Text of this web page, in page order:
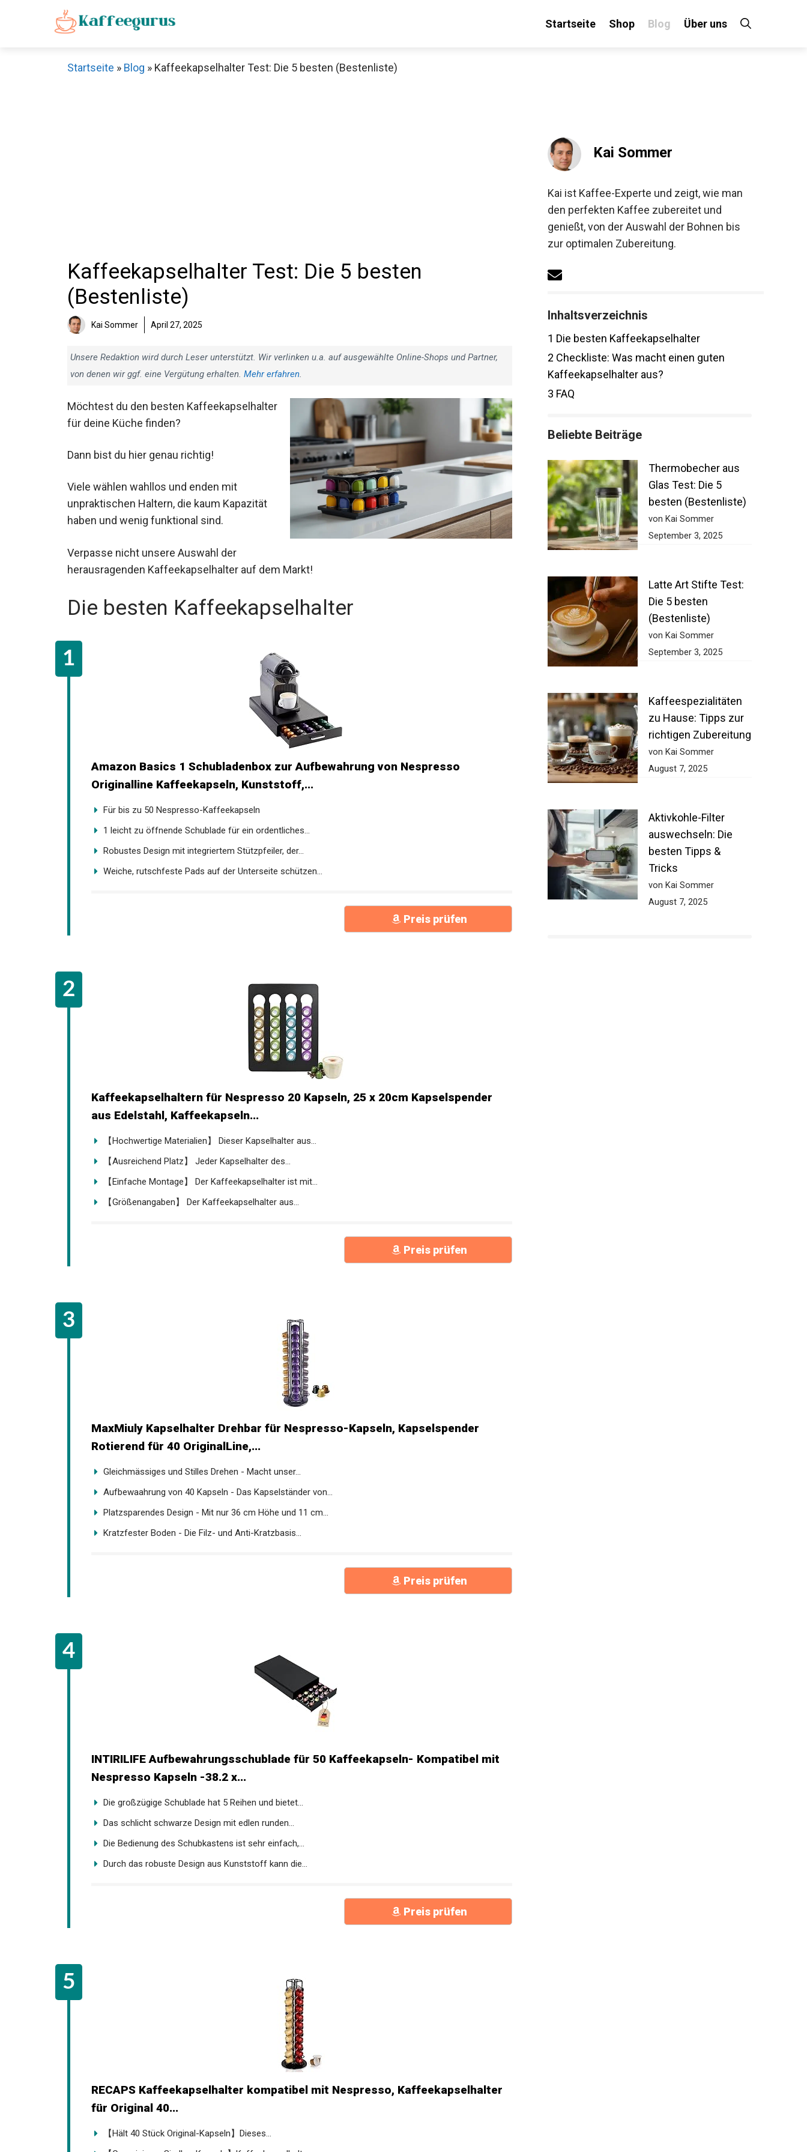
Startseite Shop Blog Über uns
Startseite » Blog » Kaffeekapselhalter Test: Die 5 besten (Bestenliste)
Kaffeekapselhalter Test: Die 5 besten
(Bestenliste)
Kai Sommer April 27, 2025
Unsere Redaktion wird durch Leser unterstützt. Wir verlinken u.a. auf ausgewählte Online-Shops und Partner,
von denen wir ggf. eine Vergütung erhalten. Mehr erfahren.
Möchtest du den besten Kaffeekapselhalter
für deine Küche finden?
Dann bist du hier genau richtig!
Viele wählen wahllos und enden mit
unpraktischen Haltern, die kaum Kapazität
haben und wenig funktional sind.
Verpasse nicht unsere Auswahl der
herausragenden Kaffeekapselhalter auf dem Markt!
Die besten Kaffeekapselhalter
Amazon Basics 1 Schubladenbox zur Aufbewahrung von Nespresso
Originalline Kaffeekapseln, Kunststoff,...
Für bis zu 50 Nespresso-Kaffeekapseln
1 leicht zu öffnende Schublade für ein ordentliches...
Robustes Design mit integriertem Stützpfeiler, der...
Weiche, rutschfeste Pads auf der Unterseite schützen...
Preis prüfen
Kaffeekapselhaltern für Nespresso 20 Kapseln, 25 x 20cm Kapselspender
aus Edelstahl, Kaffeekapseln...
【Hochwertige Materialien】 Dieser Kapselhalter aus...
【Ausreichend Platz】 Jeder Kapselhalter des...
【Einfache Montage】 Der Kaffeekapselhalter ist mit...
【Größenangaben】 Der Kaffeekapselhalter aus...
Preis prüfen
MaxMiuly Kapselhalter Drehbar für Nespresso-Kapseln, Kapselspender
Rotierend für 40 OriginalLine,...
Gleichmässiges und Stilles Drehen - Macht unser...
Aufbewaahrung von 40 Kapseln - Das Kapselständer von...
Platzsparendes Design - Mit nur 36 cm Höhe und 11 cm...
Kratzfester Boden - Die Filz- und Anti-Kratzbasis...
Preis prüfen
INTIRILIFE Aufbewahrungsschublade für 50 Kaffeekapseln- Kompatibel mit
Nespresso Kapseln -38.2 x...
Die großzügige Schublade hat 5 Reihen und bietet...
Das schlicht schwarze Design mit edlen runden...
Die Bedienung des Schubkastens ist sehr einfach,...
Durch das robuste Design aus Kunststoff kann die...
Preis prüfen
RECAPS Kaffeekapselhalter kompatibel mit Nespresso, Kaffeekapselhalter
für Original 40...
【Hält 40 Stück Original-Kapseln】Dieses...
Kai Sommer
Kai ist Kaffee-Experte und zeigt, wie man
den perfekten Kaffee zubereitet und
genießt, von der Auswahl der Bohnen bis
zur optimalen Zubereitung.
Inhaltsverzeichnis
1 Die besten Kaffeekapselhalter
2 Checkliste: Was macht einen guten
Kaffeekapselhalter aus?
3 FAQ
Beliebte Beiträge
Thermobecher aus
Glas Test: Die 5
besten (Bestenliste)
von Kai Sommer
September 3, 2025
Latte Art Stifte Test:
Die 5 besten
(Bestenliste)
von Kai Sommer
September 3, 2025
Kaffeespezialitäten
zu Hause: Tipps zur
richtigen Zubereitung
von Kai Sommer
August 7, 2025
Aktivkohle-Filter
auswechseln: Die
besten Tipps &
Tricks
von Kai Sommer
August 7, 2025